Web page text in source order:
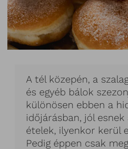
A tél közepén, a
és egyéb bálok
különösen ebben a
időjárásban, jól
ételek, ilyenkor kerül
Pedig éppen csak